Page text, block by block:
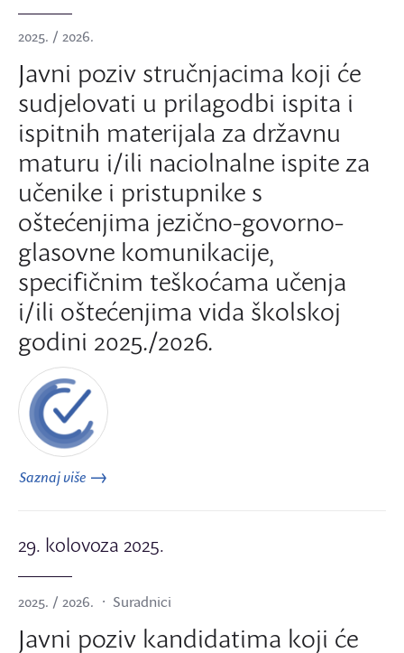
2025. / 2026.
Javni poziv stručnjacima koji će
sudjelovati u prilagodbi ispita i
ispitnih materijala za državnu
maturu i/ili naciolnalne ispite za
učenike i pristupnike s
oštećenjima jezično-govorno-
glasovne komunikacije,
specifičnim teškoćama učenja
i/ili oštećenjima vida školskoj
godini 2025./2026.
Saznaj više
29. kolovoza 2025.
2025. / 2026. Suradnici
Javni poziv kandidatima koji će